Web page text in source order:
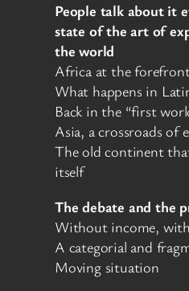
People talk about it
state of the art of
the world
Africa at the
What happens in
Back in the “first
Asia, a crossroads of
The old continent
itself
The debate and the
Without income,
A categorial and
Moving situation